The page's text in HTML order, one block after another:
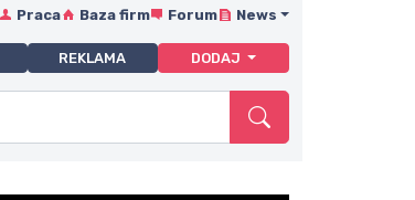
Praca Baza firm Forum News
REKLAMA DODAJ